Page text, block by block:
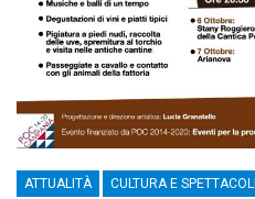
ATTUALITÀ CULTURA E SPETTACOLI